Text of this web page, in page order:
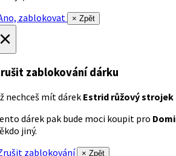
zablokovat
× Zpět
zablokování dárku
nechceš mít dárek Estrid růžový strojek
dárek pak bude moci koupit pro
jiný.
zablokování
× Zpět